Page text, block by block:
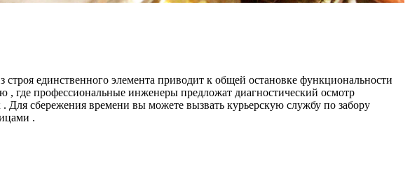
единственного элемента приводит к общей остановке функциональности
, где профессиональные инженеры предложат диагностический осмотр
сбережения времени вы можете вызвать курьерскую службу по забору
.